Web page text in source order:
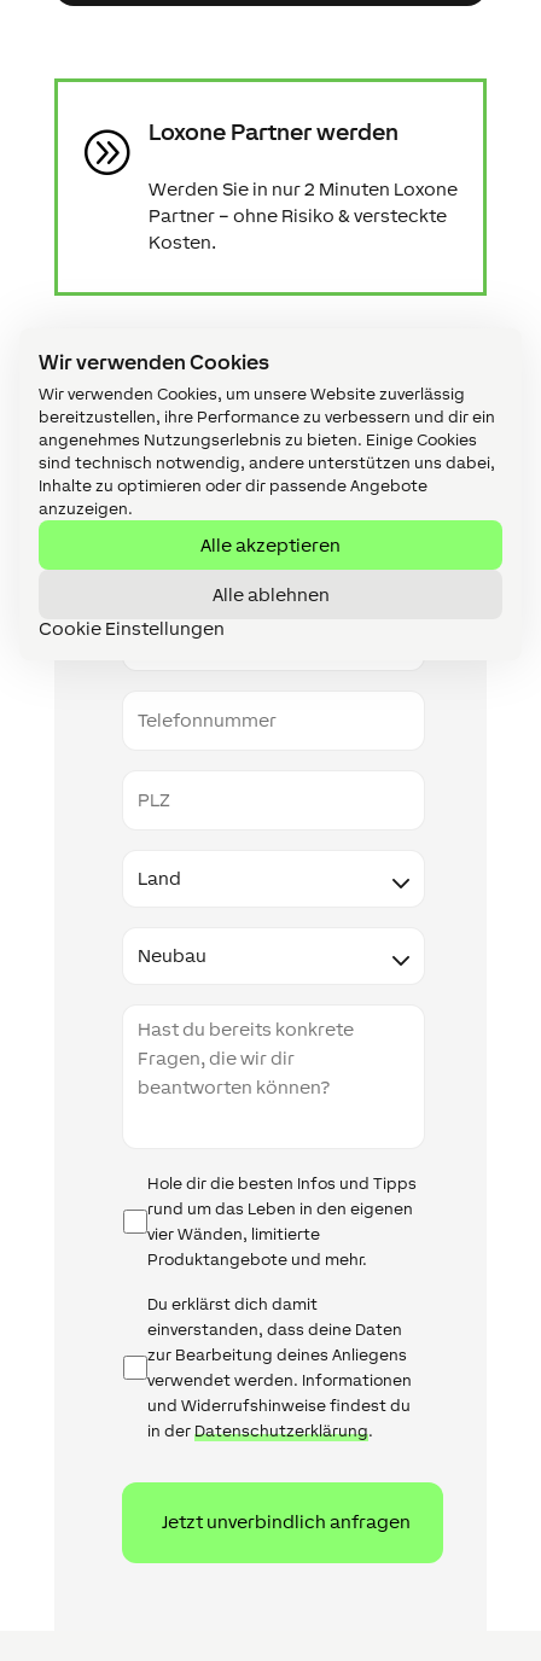
Wir verwenden Cookies
Wir verwenden Cookies, um unsere Website zuverlässig
bereitzustellen, ihre Performance zu verbessern und dir ein
angenehmes Nutzungserlebnis zu bieten. Einige Cookies
sind technisch notwendig, andere unterstützen uns dabei,
Inhalte zu optimieren oder dir passende Angebote
anzuzeigen.
Alle akzeptieren
Alle ablehnen
Cookie Einstellungen
A Loxone Partner werden
Werden Sie in nur 2 Minuten Loxone
Partner – ohne Risiko & versteckte
Kosten.
Kostenlose Projektanfrage
Vorname
Nachname
Infomail
Hole dir die besten Infos und Tipps
rund um das Leben in den eigenen
vier Wänden, limitierte
Produktangebote und mehr.
Datenschutz
Du erklärst dich damit
einverstanden, dass deine Daten
zur Bearbeitung deines Anliegens
verwendet werden. Informationen
und Widerrufshinweise findest du
in der Datenschutzerklärung.